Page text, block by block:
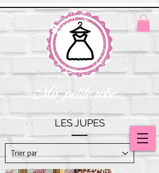
Ma petite robe...
LES JUPES